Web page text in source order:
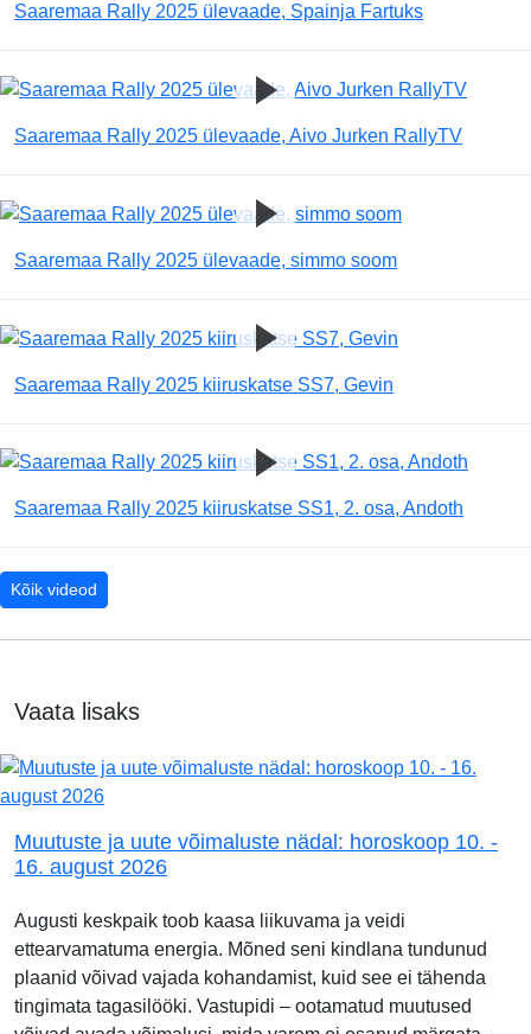
Saaremaa Rally 2025 ülevaade, Spainja Fartuks
Saaremaa Rally 2025 ülevaade, Aivo Jurken RallyTV
Saaremaa Rally 2025 ülevaade, simmo soom
Saaremaa Rally 2025 kiiruskatse SS7, Gevin
Saaremaa Rally 2025 kiiruskatse SS1, 2. osa, Andoth
Kõik videod
Vaata lisaks
Muutuste ja uute võimaluste nädal: horoskoop 10. -
16. august 2026
Augusti keskpaik toob kaasa liikuvama ja veidi
ettearvamatuma energia. Mõned seni kindlana tundunud
plaanid võivad vajada kohandamist, kuid see ei tähenda
tingimata tagasilööki. Vastupidi – ootamatud muutused